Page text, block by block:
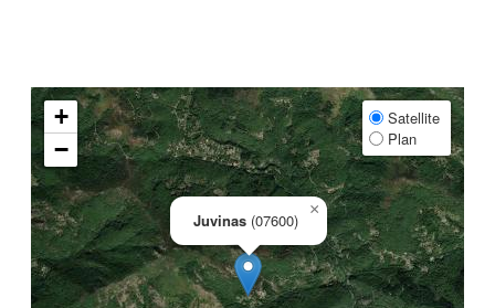
Juvinas (07600)
×
+
−
Satellite
Plan